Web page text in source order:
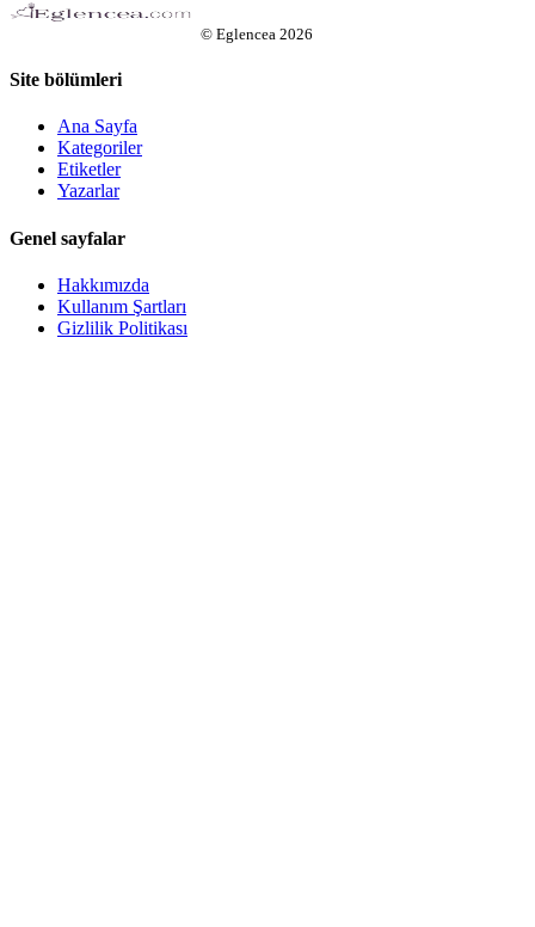
© Eglencea 2026
Site bölümleri
Ana Sayfa
Kategoriler
Etiketler
Yazarlar
Genel sayfalar
Hakkımızda
Kullanım Şartları
Gizlilik Politikası